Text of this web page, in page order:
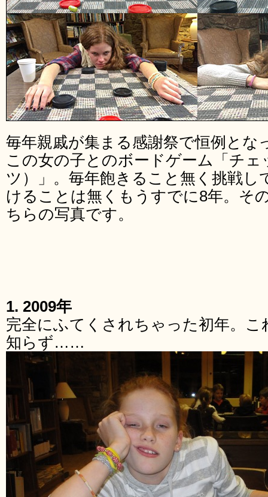
毎年親戚が集まる感謝祭で恒例とな
この女の子とのボードゲーム「チ
ツ）」。毎年飽きること無く挑戦し
けることは無くもうすでに8年。そ
ちらの写真です。
1. 2009年
完全にふてくされちゃった初年。
知らず……